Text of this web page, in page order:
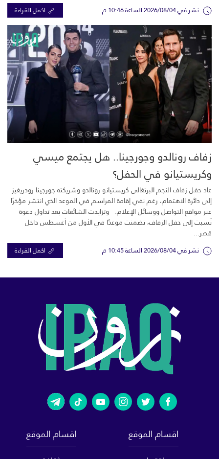
نشر في 2026/08/04 الساعة 10:46 م اكمل القراءة
زفاف رونالدو وجورجينا.. هل يجتمع ميسي
وكريستيانو في الحفل؟
عاد حفل زفاف النجم البرتغالي كريستيانو رونالدو وشريكته جورجينا رودريغيز
إلى دائرة الاهتمام، رغم نفي إقامة المراسم في الموعد الذي انتشر مؤخرًا
عبر مواقع التواصل ووسائل الإعلام. وتزايدت الشائعات بعد تداول دعوة
نُسبت إلى حفل الزفاف، تضمنت موعدًا في الأول من أغسطس داخل
قصر...
نشر في 2026/08/04 الساعة 10:45 م اكمل القراءة
اقسام الموقع اقسام الموقع